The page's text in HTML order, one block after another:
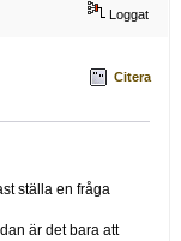
Loggat
Citera
ställa en fråga
är det bara att